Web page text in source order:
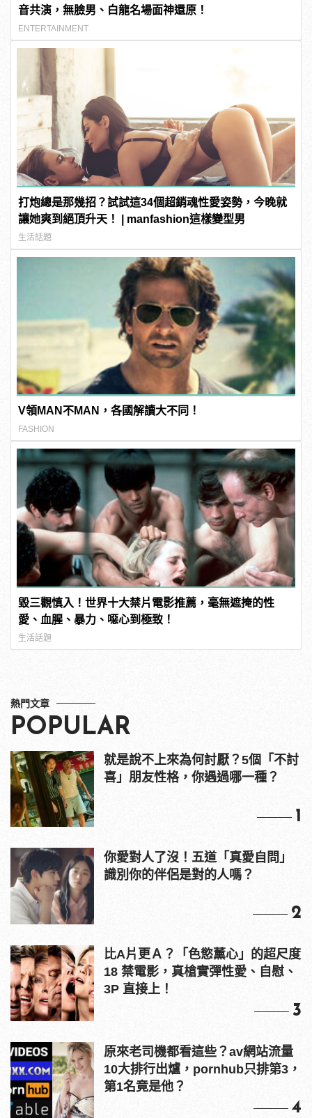
音共演，無臉男、白龍名場面神還原！
ENTERTAINMENT
打炮總是那幾招？試試這34個超銷魂性愛姿勢，今晚就
讓她爽到絕頂升天！ | manfashion這樣變型男
生活話題
V領MAN不MAN，各國解讀大不同！
FASHION
毀三觀慎入！世界十大禁片電影推薦，毫無遮掩的性
愛、血腥、暴力、噁心到極致！
生活話題
熱門文章
POPULAR
就是說不上來為何討厭？5個「不討
喜」朋友性格，你遇過哪一種？
1
你愛對人了沒！五道「真愛自問」
識別你的伴侶是對的人嗎？
2
比A片更Ａ？「色慾薰心」的超尺度
18 禁電影，真槍實彈性愛、自慰、
3P 直接上！
3
原來老司機都看這些？av網站流量
10大排行出爐，pornhub只排第3，
第1名竟是他？
4